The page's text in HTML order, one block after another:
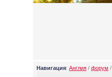
Навигация: Англия / форум /